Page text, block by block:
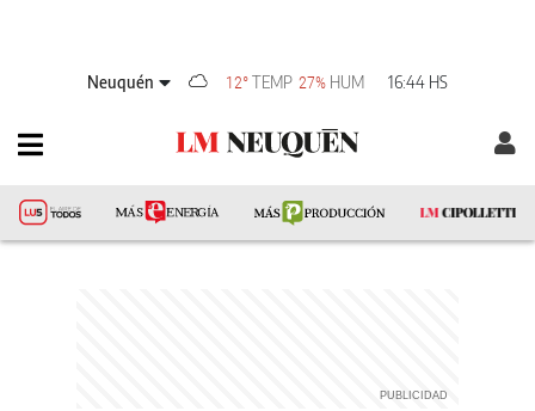
Neuquén 12°TEMP 27% HUM 16:44 HS